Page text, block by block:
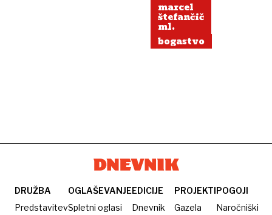
marcel
štefančič
ml.
bogastvo
DRUŽBA
Predstavitev
OGLAŠEVANJE
Spletni oglasi
EDICIJE
Dnevnik
PROJEKTI
Gazela
POGOJI
Naročniški